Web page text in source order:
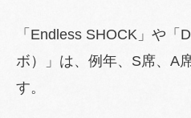
「Endless SHOCK」や「
ボ）」は、例年、S席、A
す。